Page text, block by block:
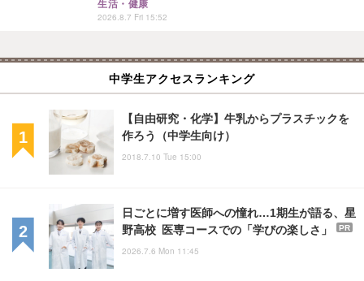
生活・健康
2026.8.7 Fri 15:52
中学生アクセスランキング
【自由研究・化学】牛乳からプラスチックを
作ろう（中学生向け）
2018.7.10 Tue 15:00
日ごとに増す医師への憧れ…1期生が語る、星
野高校 医専コースでの「学びの楽しさ」
PR
2026.7.6 Mon 11:45